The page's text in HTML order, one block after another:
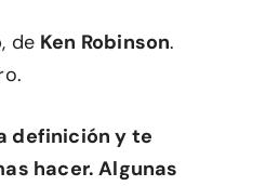
, de Ken Robinson.
definición y te
hacer. Algunas